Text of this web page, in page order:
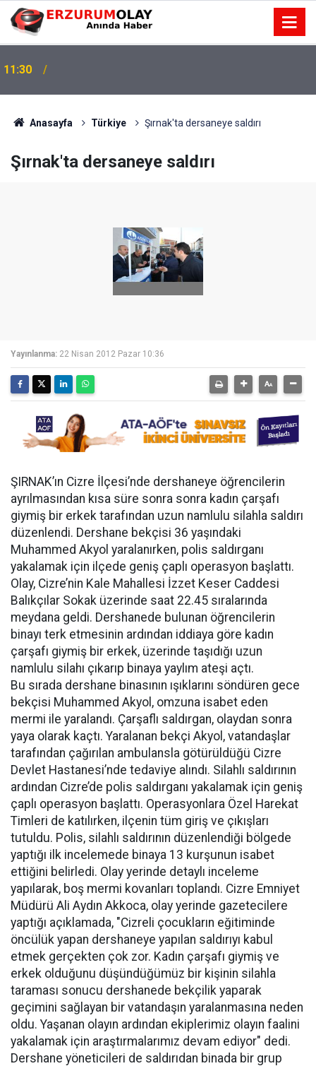
11:30
Anasayfa Türkiye Şırnak'ta dersaneye saldırı
Şırnak'ta dersaneye saldırı
Yayınlanma: 22 Nisan 2012 Pazar 10:36
ŞIRNAK’ın Cizre İlçesi’nde dershaneye öğrencilerin
ayrılmasından kısa süre sonra sonra kadın çarşafı
giymiş bir erkek tarafından uzun namlulu silahla saldırı
düzenlendi. Dershane bekçisi 36 yaşındaki
Muhammed Akyol yaralanırken, polis saldırganı
yakalamak için ilçede geniş çaplı operasyon başlattı.
Olay, Cizre’nin Kale Mahallesi İzzet Keser Caddesi
Balıkçılar Sokak üzerinde saat 22.45 sıralarında
meydana geldi. Dershanede bulunan öğrencilerin
binayı terk etmesinin ardından iddiaya göre kadın
çarşafı giymiş bir erkek, üzerinde taşıdığı uzun
namlulu silahı çıkarıp binaya yaylım ateşi açtı.
Bu sırada dershane binasının ışıklarını söndüren gece
bekçisi Muhammed Akyol, omzuna isabet eden
mermi ile yaralandı. Çarşaflı saldırgan, olaydan sonra
yaya olarak kaçtı. Yaralanan bekçi Akyol, vatandaşlar
tarafından çağırılan ambulansla götürüldüğü Cizre
Devlet Hastanesi’nde tedaviye alındı. Silahlı saldırının
ardından Cizre’de polis saldırganı yakalamak için geniş
çaplı operasyon başlattı. Operasyonlara Özel Harekat
Timleri de katılırken, ilçenin tüm giriş ve çıkışları
tutuldu. Polis, silahlı saldırının düzenlendiği bölgede
yaptığı ilk incelemede binaya 13 kurşunun isabet
ettiğini belirledi. Olay yerinde detaylı inceleme
yapılarak, boş mermi kovanları toplandı. Cizre Emniyet
Müdürü Ali Aydın Akkoca, olay yerinde gazetecilere
yaptığı açıklamada, "Cizreli çocukların eğitiminde
öncülük yapan dershaneye yapılan saldırıyı kabul
etmek gerçekten çok zor. Kadın çarşafı giymiş ve
erkek olduğunu düşündüğümüz bir kişinin silahla
taraması sonucu dershanede bekçilik yaparak
geçimini sağlayan bir vatandaşın yaralanmasına neden
oldu. Yaşanan olayın ardından ekiplerimiz olayın faalini
yakalamak için araştırmalarımız devam ediyor" dedi.
Dershane yöneticileri de saldırıdan binada bir grup